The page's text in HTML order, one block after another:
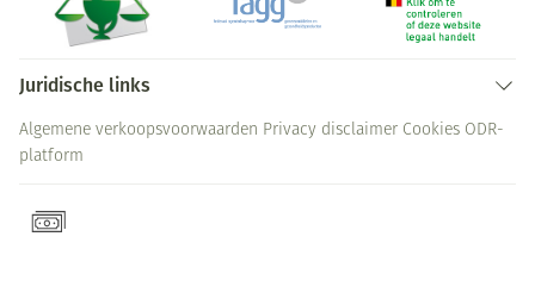
Juridische links
Algemene verkoopsvoorwaarden Privacy disclaimer Cookies ODR-
platform